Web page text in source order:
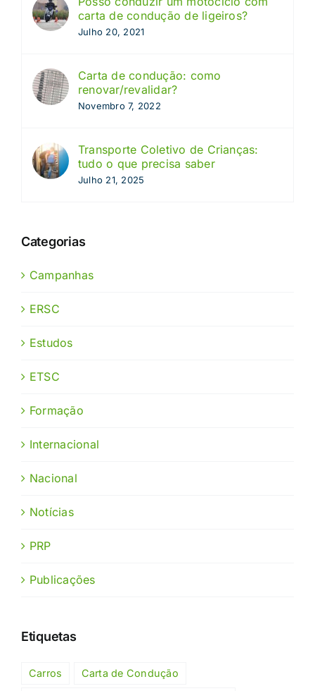
carta de condução de ligeiros?
Julho 20, 2021
Carta de condução: como
renovar/revalidar?
Novembro 7, 2022
Transporte Coletivo de Crianças:
tudo o que precisa saber
Julho 21, 2025
Categorias
Campanhas
ERSC
Estudos
ETSC
Formação
Internacional
Nacional
Notícias
PRP
Publicações
Etiquetas
Carros Carta de Condução